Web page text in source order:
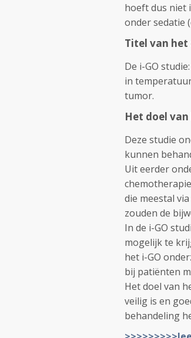
hoeft dus niet
onder sedatie
Titel van het
De i-GO
in
tumor.
Het doel
Deze studie
kunnen
Uit eerder
die meestal
zouden de
In de i-GO
mogelijk te
het i-GO
bij patiënten
Het doel van
veilig is en
behandeling